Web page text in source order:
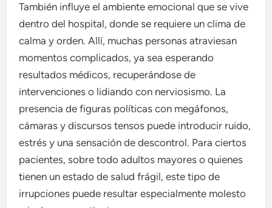
También influye el ambiente emocional que se vive
dentro del hospital, donde se requiere un clima de
calma y orden. Allí, muchas personas atraviesan
momentos complicados, ya sea esperando
resultados médicos, recuperándose de
intervenciones o lidiando con nerviosismo. La
presencia de figuras políticas con megáfonos,
cámaras y discursos tensos puede introducir ruido,
estrés y una sensación de descontrol. Para ciertos
pacientes, sobre todo adultos mayores o quienes
tienen un estado de salud frágil, este tipo de
irrupciones puede resultar especialmente molesto